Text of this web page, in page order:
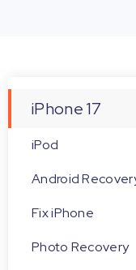
iPhone 17
iPod
Android
Fix iPhone
Photo Recovery